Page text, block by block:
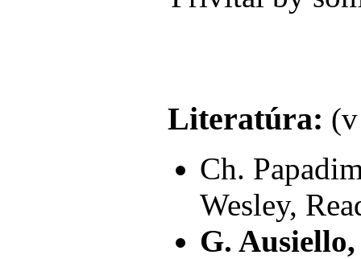
Literatúra:
Ch.
Wesley,
G.